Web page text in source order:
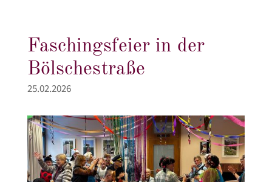
Faschingsfeier in der
Bölschestraße
25.02.2026